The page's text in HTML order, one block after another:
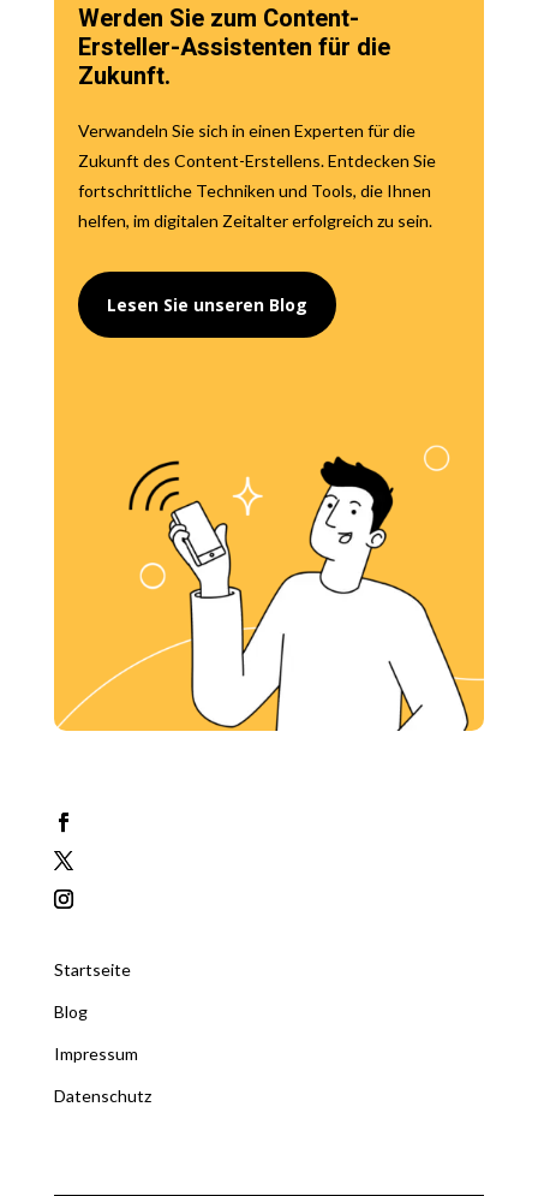
Werden Sie zum Content-
Ersteller-Assistenten für die
Zukunft.
Verwandeln Sie sich in einen Experten für die
Zukunft des Content-Erstellens. Entdecken Sie
fortschrittliche Techniken und Tools, die Ihnen
helfen, im digitalen Zeitalter erfolgreich zu sein.
Lesen Sie unseren Blog
Startseite
Blog
Impressum
Datenschutz